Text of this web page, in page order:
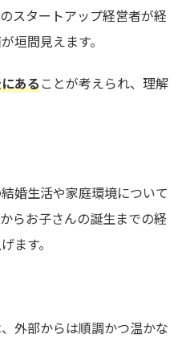
スタートアップ経営者が経
垣間見えます。
あることが考えられ、理解
婚生活や家庭環境について
らお子さんの誕生までの経
ます。
外部からは順調かつ温かな